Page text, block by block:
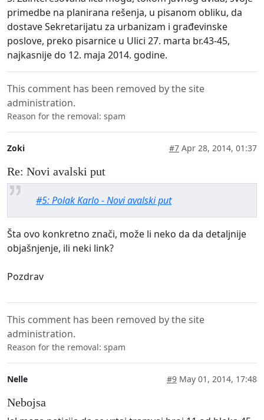
primedbe na planirana rešenja, u pisanom obliku, da
dostave Sekretarijatu za urbanizam i građevinske
poslove, preko pisarnice u Ulici 27. marta br.43-45,
najkasnije do 12. maja 2014. godine.
This comment has been removed by the site
administration.
Reason for the removal: spam
Zoki #7 Apr 28, 2014, 01:37
Re: Novi avalski put
#5: Polak Karlo - Novi avalski put
Šta ovo konkretno znači, može li neko da da detaljnije
objašnjenje, ili neki link?
Pozdrav
This comment has been removed by the site
administration.
Reason for the removal: spam
Nelle #9 May 01, 2014, 17:48
Nebojsa